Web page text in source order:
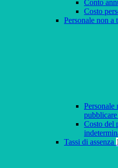
Conto
Costo
Personale non a
Personale
Costo del
Tassi di assenza